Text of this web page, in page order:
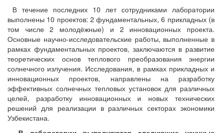
В течение последних 10 лет сотрудниками лаборатории
выполнены 10 проектов: 2 фундаментальных, 6 прикладных (в
том числе 2 молодёжные) и 2 инновационных проекта.
Основные научно-исследовательские работы, выполненные в
рамках фундаментальных проектов, заключаются в развитие
теоретических основ теплового преобразования энергии
солнечного излучения. Исследования, в рамках прикладных и
инновационных проектов, направлены на разработку
эффективных солнечных тепловых установок для различных
целей, разработку инновационных и новых технических
решений для реализации в различных секторах экономики
Узбекистана.